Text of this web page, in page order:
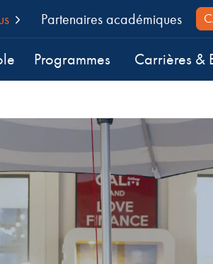
Partenaires académiques
Programmes Carrières &